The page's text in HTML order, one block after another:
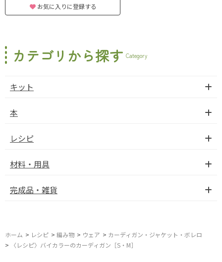
お気に入りに登録する
カテゴリから探す Category
キット
本
レシピ
材料・用具
完成品・雑貨
ホーム > レシピ > 編み物 > ウェア > カーディガン・ジャケット・ボレロ
>
〈レシピ〉バイカラーのカーディガン［S・M］